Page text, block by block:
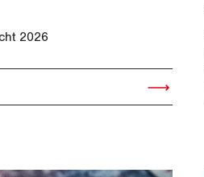
2026
Artikel lesen